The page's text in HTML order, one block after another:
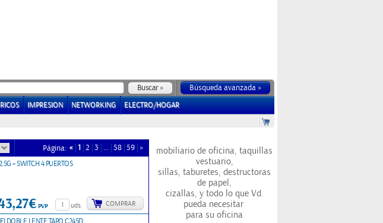
Búsqueda avanzada »
IMPRESION NETWORKING ELECTRO/HOGAR
Página: « 1 2 3 … 58 59 »
+ SWITCH 4 PUERTOS
uds. COMPRAR
PVP
mobiliario de oficina, taquillas
vestuario,
sillas, taburetes, destructoras
de papel,
cizallas, y todo lo que Vd.
pueda necesitar
para su oficina